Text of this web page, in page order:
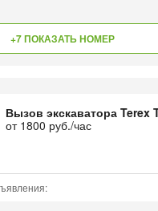
+7 ПОКАЗАТЬ НОМЕР
Вызов экскаватора Terex
от 1800 руб./час